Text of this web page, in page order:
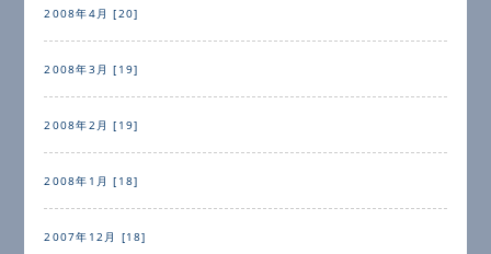
2008年4月 [20]
2008年3月 [19]
2008年2月 [19]
2008年1月 [18]
2007年12月 [18]